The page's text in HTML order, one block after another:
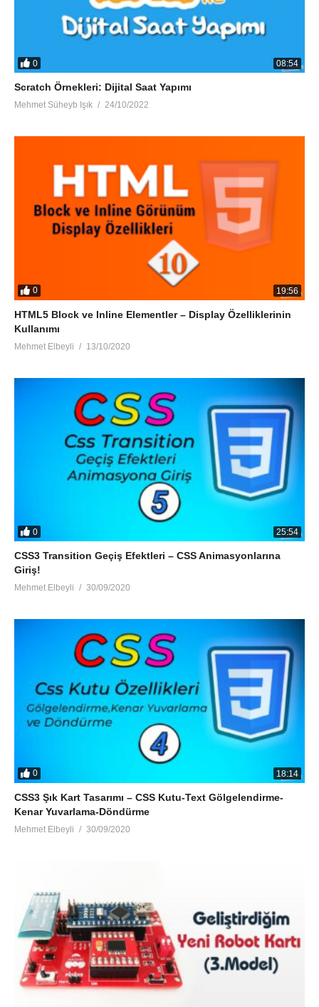
0 08:54
Scratch Örnekleri: Dijital Saat Yapımı
Mehmet Süheyb Işık 24/10/2022
0 19:56
HTML5 Block ve Inline Elementler – Display Özelliklerinin
Kullanımı
Mehmet Elbeyli 13/10/2020
0 25:54
CSS3 Transition Geçiş Efektleri – CSS Animasyonlarına
Giriş!
Mehmet Elbeyli 30/09/2020
0 18:14
CSS3 Şık Kart Tasarımı – CSS Kutu-Text Gölgelendirme-
Kenar Yuvarlama-Döndürme
Mehmet Elbeyli 30/09/2020